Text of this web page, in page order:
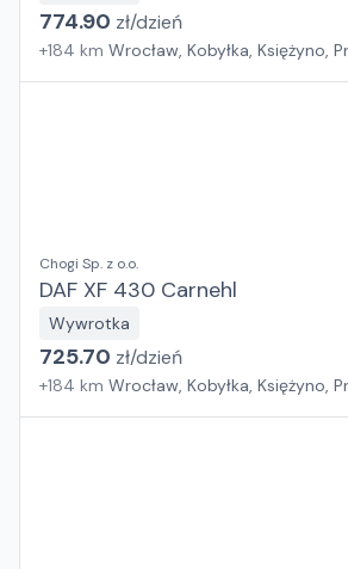
774.90 zł/dzień
+184 km Wrocław, Kobyłka, Księżyno,
Chogi Sp. z o.o.
DAF XF 430 Carnehl
Wywrotka
725.70 zł/dzień
+184 km Wrocław, Kobyłka, Księżyno,